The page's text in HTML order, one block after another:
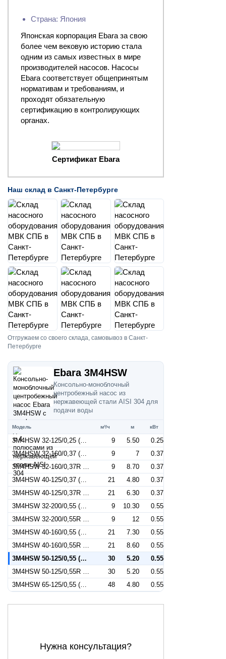
Страна: Япония
Японская корпорация Ebara за свою
более чем вековую историю стала
одним из самых известных в мире
производителей насосов. Насосы
Ebara соответствует общепринятым
нормативам и требованиям, и
проходят обязательную
сертификацию в контролирующих
органах.
Сертификат Ebara
Наш склад в Санкт-Петербурге
Отгружаем со своего склада, самовывоз в Санкт-
Петербурге
Ebara 3M4HSW
Консольно-моноблочный
центробежный насос из
нержавеющей стали AISI 304 для
подачи воды
Модель м³/ч м кВт
3M4HSW 32-125/0,25 (Артикул 1270019104) 9 5.50
0.25
3M4HSW 32-160/0,37 (Артикул 1270029104)
9 7
0.37
3M4HSW 32-160/0,37R (Артикул 1279029104)
9 8.70
0.37
3M4HSW 40-125/0,37 (Артикул 1280029104)
21 4.80
0.37
3M4HSW 40-125/0,37R (Артикул 1289029104)
21 6.30
0.37
3M4HSW 32-200/0,55 (Артикул 1270039104)
9 10.30
0.55
3M4HSW 32-200/0,55R (Артикул 1279039104)
9 12
0.55
3M4HSW 40-160/0,55 (Артикул 1280039104)
21 7.30
0.55
3M4HSW 40-160/0,55R (Артикул 1289039104)
21 8.60
0.55
3M4HSW 50-125/0,55 (Артикул 1290039104)
30 5.20
0.55
3M4HSW 50-125/0,55R (Артикул 1299039104)
30 5.20
0.55
3M4HSW 65-125/0,55 (Артикул 1344039104)
48 4.80 0.55
Нужна консультация?